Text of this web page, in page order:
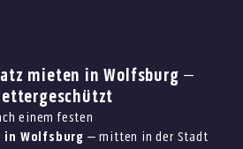
mieten in Wolfsburg –
einem festen
Wolfsburg – mitten in der Stadt